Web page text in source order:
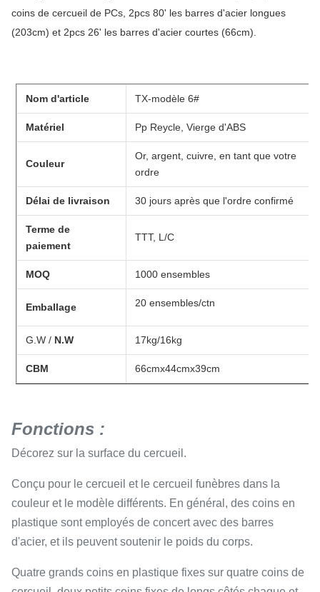
coins de cercueil de PCs, 2pcs 80' les barres d'acier longues
(203cm) et 2pcs 26' les barres d'acier courtes (66cm).
Nom d'article TX-modèle 6#
Matériel Pp Reycle, Vierge d'ABS
Couleur
Or, argent, cuivre, en tant que votre
ordre
Délai de livraison 30 jours après que l'ordre confirmé
Terme de
paiement
TTT, L/C
MOQ 1000 ensembles
Emballage 20 ensembles/ctn
G.W / N.W 17kg/16kg
CBM 66cmx44cmx39cm
Fonctions :
Décorez sur la surface du cercueil.
Conçu pour le cercueil et le cercueil funèbres dans la
couleur et le modèle différents. En général, des coins en
plastique sont employés de concert avec des barres
d'acier, et ils peuvent soutenir le poids du corps.
Quatre grands coins en plastique fixes sur quatre coins de